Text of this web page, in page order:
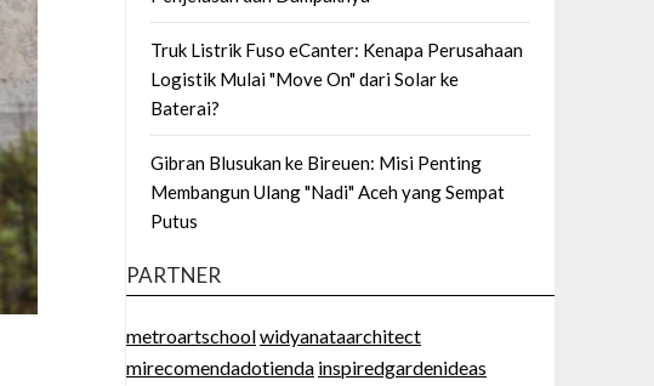
Truk Listrik Fuso eCanter: Kenapa Perusahaan
Logistik Mulai "Move On" dari Solar ke
Baterai?
Gibran Blusukan ke Bireuen: Misi Penting
Membangun Ulang "Nadi" Aceh yang Sempat
Putus
PARTNER
metroartschoolwidyanataarchitect
mirecomendadotienda inspiredgardenideas